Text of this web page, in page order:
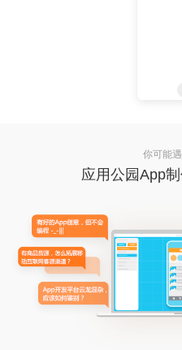
你可能
应用公园App